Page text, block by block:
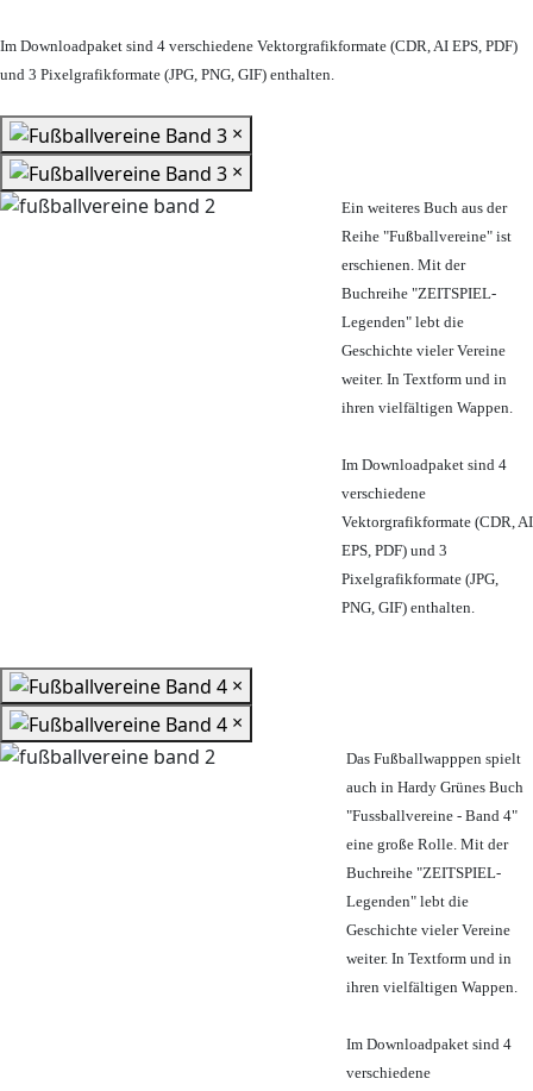
Im Downloadpaket sind 4 verschiedene Vektorgrafikformate (CDR, AI EPS, PDF)
und 3 Pixelgrafikformate (JPG, PNG, GIF) enthalten.
×
×
Ein weiteres Buch aus der
Reihe "Fußballvereine" ist
erschienen. Mit der
Buchreihe "ZEITSPIEL-
Legenden" lebt die
Geschichte vieler Vereine
weiter. In Textform und in
ihren vielfältigen Wappen.
Im Downloadpaket sind 4
verschiedene
Vektorgrafikformate (CDR, AI
EPS, PDF) und 3
Pixelgrafikformate (JPG,
PNG, GIF) enthalten.
×
×
Das Fußballwapppen spielt
auch in Hardy Grünes Buch
"Fussballvereine - Band 4"
eine große Rolle. Mit der
Buchreihe "ZEITSPIEL-
Legenden" lebt die
Geschichte vieler Vereine
weiter. In Textform und in
ihren vielfältigen Wappen.
Im Downloadpaket sind 4
verschiedene